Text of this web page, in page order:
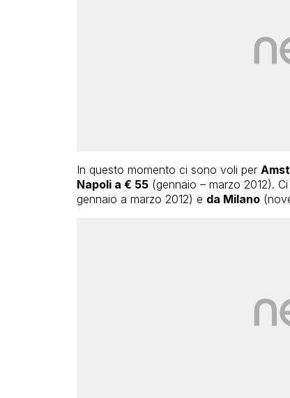
In questo momento ci sono voli per
Napoli a € 55(gennaio – marzo 2012).
gennaio a marzo 2012) e da Milano